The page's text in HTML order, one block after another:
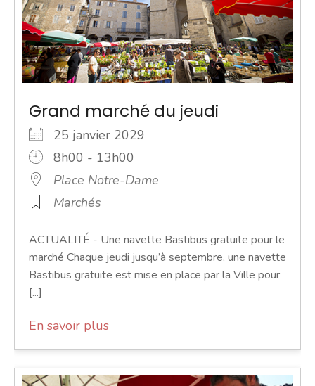
Grand marché du jeudi
25 janvier 2029
8h00 - 13h00
Place Notre-Dame
Marchés
ACTUALITÉ - Une navette Bastibus gratuite pour le
marché Chaque jeudi jusqu’à septembre, une navette
Bastibus gratuite est mise en place par la Ville pour
[...]
En savoir plus